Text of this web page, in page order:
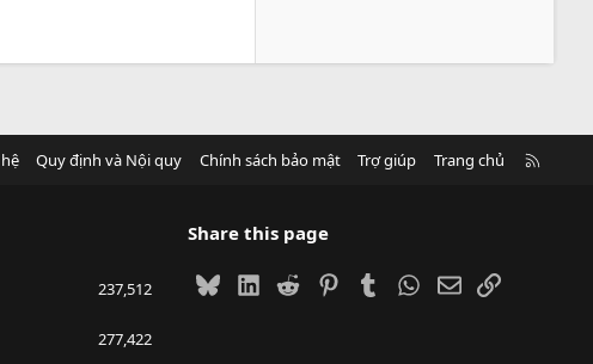
Quy định và Nội quy Chính sách bảo mật Trợ giúp Trang chủ
237,512
277,422
Share this page
BlueskyLinkedIn
Reddit PinterestTumblrWhatsApp
EmailLink